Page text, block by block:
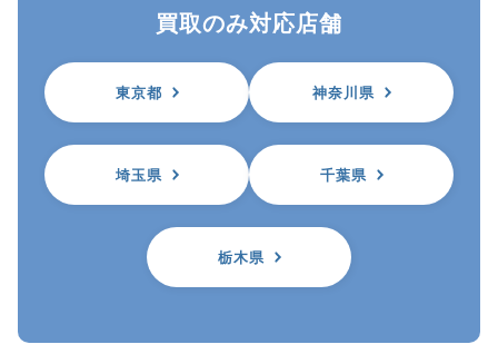
買取のみ対応店舗
東京都 神奈川県
埼玉県 千葉県
栃木県